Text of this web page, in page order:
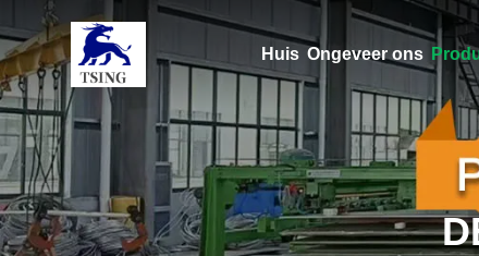
Huis Ongeveer ons